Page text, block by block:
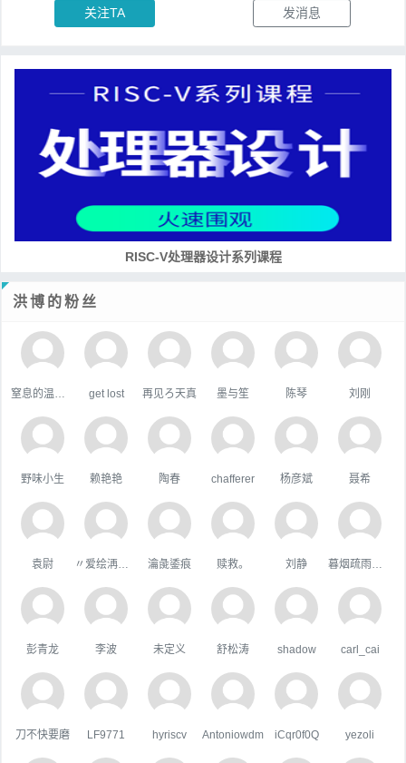
关注TA 发消息
RISC-V处理器设计系列课程
洪博的粉丝
get lost 再见ろ天真 墨与笙 陈琴 刘刚
野味小生 赖艳艳 陶春 chafferer 杨彦斌 聂希
袁尉 瀹彘鋈痕 赎救。 刘静
彭青龙 李波 未定义 舒松涛 shadow carl_cai
刀不快要磨 LF9771 hyriscv Antoniowdm iCqr0f0Q yezoli